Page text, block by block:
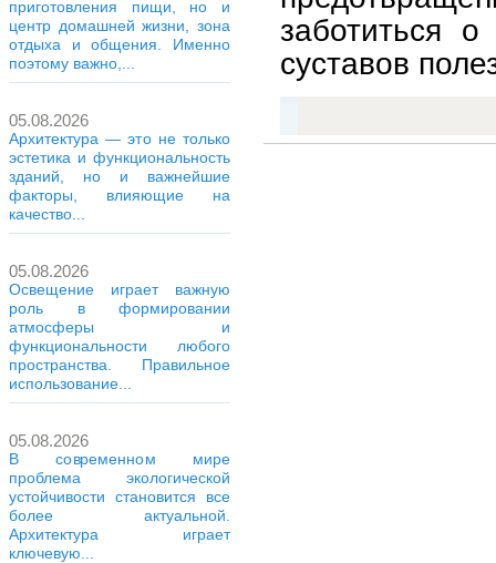
приготовления пищи, но и
центр домашней жизни, зона
отдыха и общения. Именно
поэтому важно,...
05.08.2026
Архитектура — это не только
эстетика и функциональность
зданий, но и важнейшие
факторы, влияющие на
качество...
05.08.2026
Освещение играет важную
роль в формировании
атмосферы и
функциональности любого
пространства. Правильное
использование...
05.08.2026
В современном мире
проблема экологической
устойчивости становится все
более актуальной.
Архитектура играет
ключевую...
заботиться
суставов